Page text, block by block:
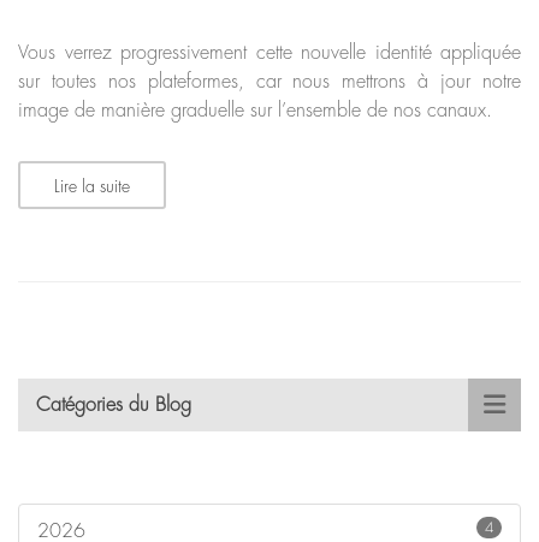
Vous verrez progressivement cette nouvelle identité appliquée
sur toutes nos plateformes, car nous mettrons à jour notre
image de manière graduelle sur l’ensemble de nos canaux.
Lire la suite
Catégories du Blog
2026 4